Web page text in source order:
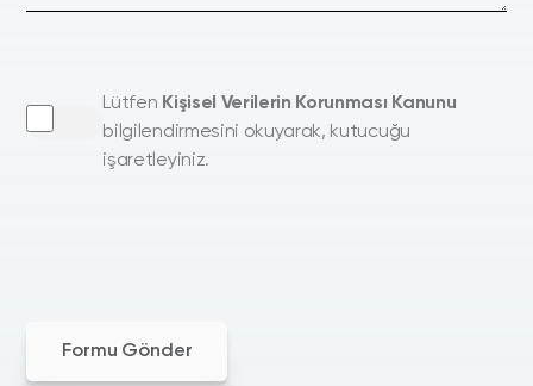
Lütfen Kişisel Verilerin Korunması Kanunu
bilgilendirmesini okuyarak, kutucuğu
işaretleyiniz.
Formu Gönder